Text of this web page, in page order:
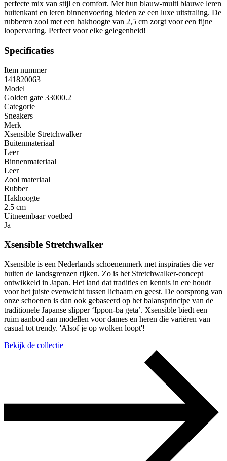
perfecte mix van stijl en comfort. Met hun blauw-multi blauwe leren
buitenkant en leren binnenvoering bieden ze een luxe uitstraling. De
rubberen zool met een hakhoogte van 2,5 cm zorgt voor een fijne
loopervaring. Perfect voor elke gelegenheid!
Specificaties
Item nummer
141820063
Model
Golden gate 33000.2
Categorie
Sneakers
Merk
Xsensible Stretchwalker
Buitenmateriaal
Leer
Binnenmateriaal
Leer
Zool materiaal
Rubber
Hakhoogte
2.5 cm
Uitneembaar voetbed
Ja
Xsensible Stretchwalker
Xsensible is een Nederlands schoenenmerk met inspiraties die ver
buiten de landsgrenzen rijken. Zo is het Stretchwalker-concept
ontwikkeld in Japan. Het land dat tradities en kennis in ere houdt
voor het juiste evenwicht tussen lichaam en geest. De oorsprong van
onze schoenen is dan ook gebaseerd op het balansprincipe van de
traditionele Japanse slipper ‘Ippon-ba geta’. Xsensible biedt een
ruim aanbod aan modellen voor dames en heren die variëren van
casual tot trendy. 'Alsof je op wolken loopt'!
Bekijk de collectie